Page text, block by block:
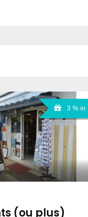
3 % in
(ou plus)